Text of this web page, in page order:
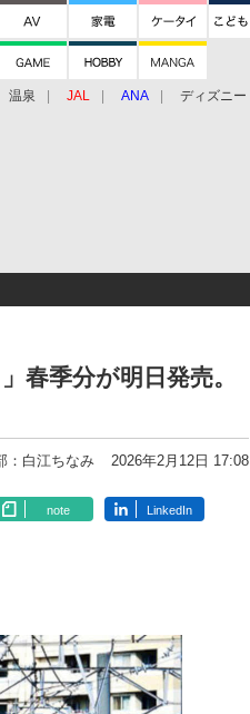
温泉 JAL ANA ディズニー
春季分が明日発売。
：白江ちなみ 2026年2月12日 17:08
note LinkedIn